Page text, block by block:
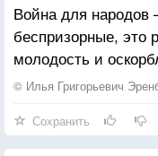
Война для народов
беспризорные, это
молодость и
© Илья Григорьевич
Сохранить